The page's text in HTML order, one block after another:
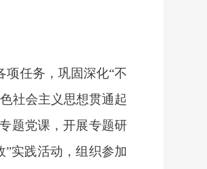
任务，巩固深化“不
社会主义思想贯通起
题党课，开展专题研
实践活动，组织参加